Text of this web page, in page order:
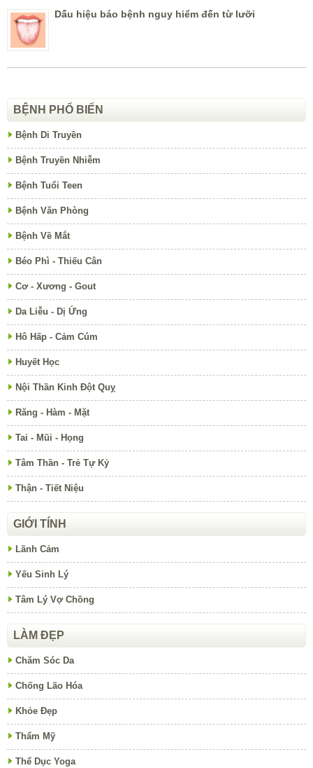
Dấu hiệu báo bệnh nguy hiểm đến từ lưỡi
BỆNH PHỔ BIẾN
Bệnh Di Truyền
Bệnh Truyền Nhiễm
Bệnh Tuổi Teen
Bệnh Văn Phòng
Bệnh Về Mắt
Béo Phì - Thiếu Cân
Cơ - Xương - Gout
Da Liễu - Dị Ứng
Hô Hấp - Cảm Cúm
Huyết Học
Nội Thần Kinh Đột Quỵ
Răng - Hàm - Mặt
Tai - Mũi - Họng
Tâm Thần - Trẻ Tự Kỷ
Thận - Tiết Niệu
GIỚI TÍNH
Lãnh Cảm
Yếu Sinh Lý
Tâm Lý Vợ Chồng
LÀM ĐẸP
Chăm Sóc Da
Chống Lão Hóa
Khỏe Đẹp
Thẩm Mỹ
Thể Dục Yoga